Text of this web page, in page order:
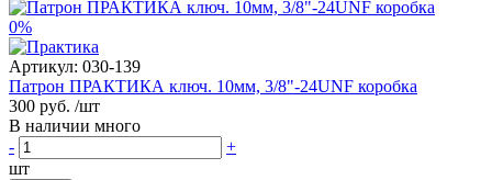
0%
Артикул: 030-139
Патрон ПРАКТИКА ключ. 10мм, 3/8"-24UNF коробка
300 руб. /шт
В наличии много
-
+
шт